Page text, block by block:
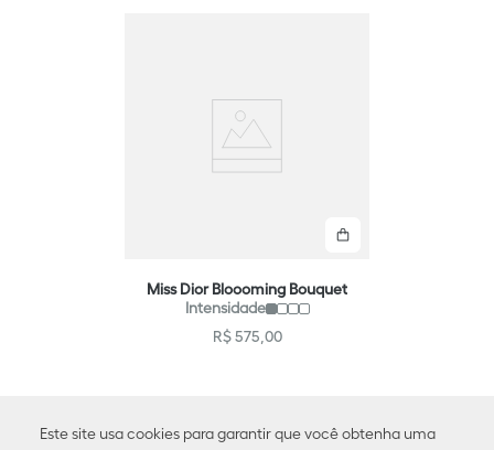
Este site usa cookies para garantir que você obtenha uma
Miss Dior Bloooming Bouquet
Intensidade
R$ 575 00